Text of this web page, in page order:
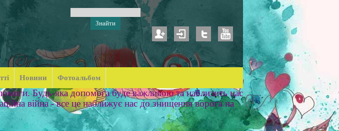
Новини Фотоальбом
Будь-яка допомога буде важливою та наблизить нас
війна - все це наближує нас до знищення ворога на